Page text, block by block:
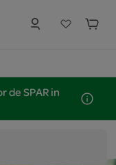
de SPAR in